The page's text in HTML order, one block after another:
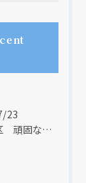
23
大阪市北区 頑固な水アカはなかなか取れない・・・